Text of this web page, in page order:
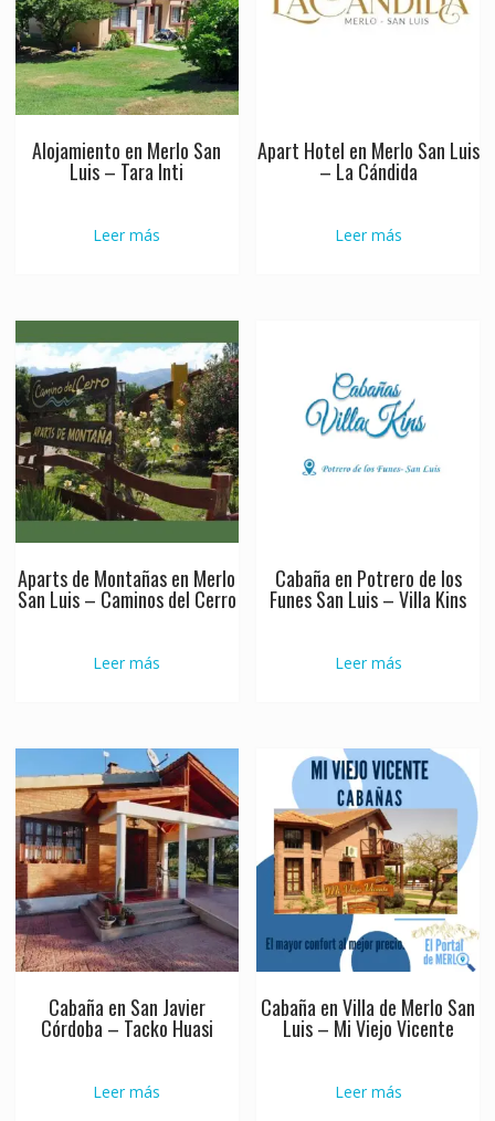
Alojamiento en Merlo San
Luis – Tara Inti
Leer más
Apart Hotel en Merlo San Luis
– La Cándida
Leer más
Aparts de Montañas en Merlo
San Luis – Caminos del Cerro
Leer más
Cabaña en Potrero de los
Funes San Luis – Villa Kins
Leer más
Cabaña en San Javier
Córdoba – Tacko Huasi
Leer más
Cabaña en Villa de Merlo San
Luis – Mi Viejo Vicente
Leer más